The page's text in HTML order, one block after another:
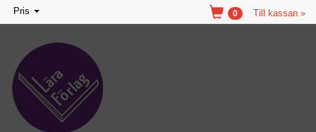
Toggle
navigation
Pris Till kassan »
0